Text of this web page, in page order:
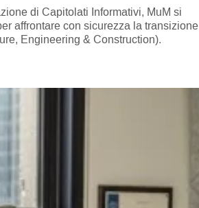
di Capitolati Informativi, MuM si
affrontare con sicurezza la transizione
Engineering & Construction).